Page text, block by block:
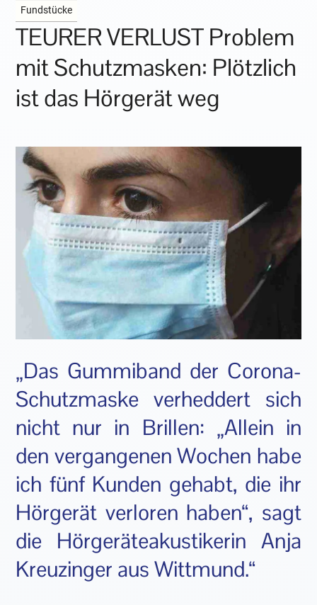
Fundstücke
TEURER VERLUST Problem
mit Schutzmasken: Plötzlich
ist das Hörgerät weg
„Das Gummiband der Corona-
Schutzmaske verheddert sich
nicht nur in Brillen: „Allein in
den vergangenen Wochen habe
ich fünf Kunden gehabt, die ihr
Hörgerät verloren haben“, sagt
die Hörgeräteakustikerin Anja
Kreuzinger aus Wittmund.“